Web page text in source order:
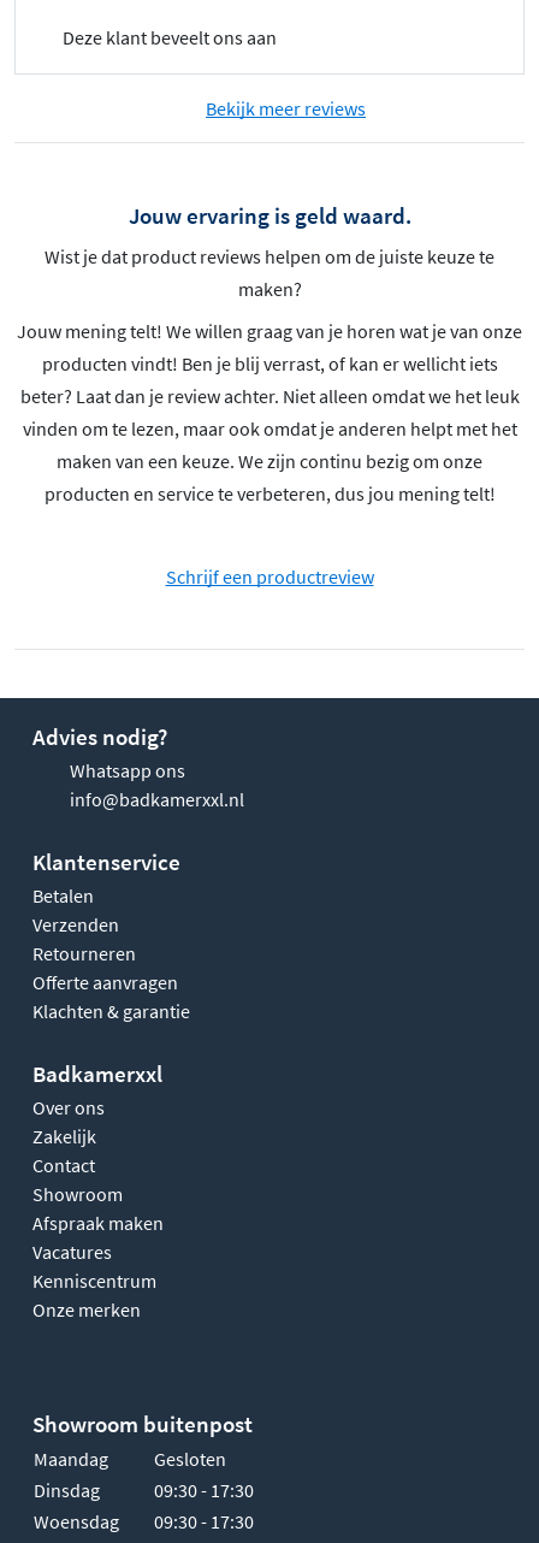
Deze klant beveelt ons aan
Bekijk meer reviews
Jouw ervaring is geld waard.
Wist je dat product reviews helpen om de juiste keuze te
maken?
Jouw mening telt! We willen graag van je horen wat je van onze
producten vindt! Ben je blij verrast, of kan er wellicht iets
beter? Laat dan je review achter. Niet alleen omdat we het leuk
vinden om te lezen, maar ook omdat je anderen helpt met het
maken van een keuze. We zijn continu bezig om onze
producten en service te verbeteren, dus jou mening telt!
Schrijf een productreview
Advies nodig?
Whatsapp ons
info@badkamerxxl.nl
Klantenservice
Betalen
Verzenden
Retourneren
Offerte aanvragen
Klachten & garantie
Badkamerxxl
Over ons
Zakelijk
Contact
Showroom
Afspraak maken
Vacatures
Kenniscentrum
Onze merken
Showroom buitenpost
Maandag
Gesloten
Dinsdag
09:30 - 17:30
Woensdag
09:30 - 17:30